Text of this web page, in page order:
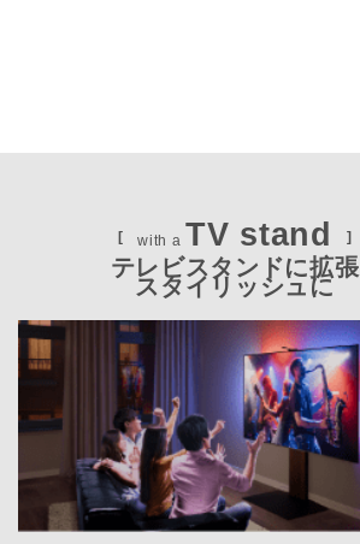
with a TV stand
テレビスタンドに拡張​
スタイリッシュに​